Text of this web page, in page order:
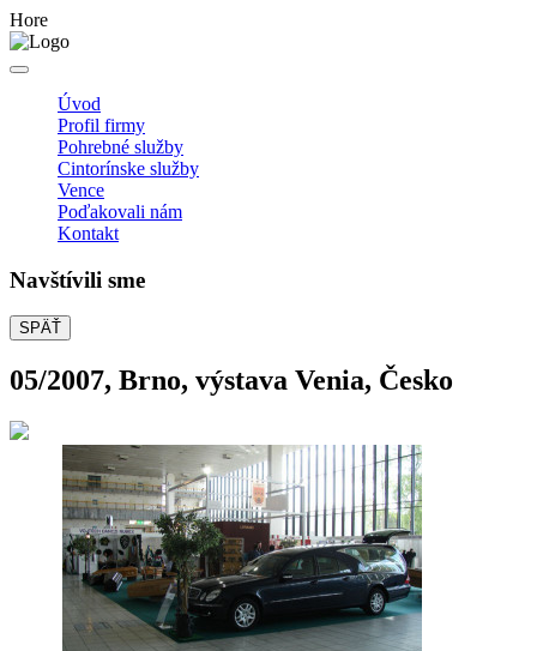
Hore
Úvod
Profil firmy
Pohrebné služby
Cintorínske služby
Vence
Poďakovali nám
Kontakt
Navštívili sme
SPÄŤ
05/2007, Brno, výstava Venia, Česko